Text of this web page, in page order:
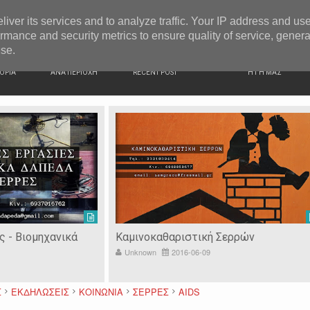
ΑΝΑ ΠΕΡΙΟΧΗ RECENT POST Η ΓΗ ΜΑΣ
- Βιομηχανικά
Καμινοκαθαριστική Σερρών
Unknown 2016-06-09
ΕΚΔΗΛΩΣΕΙΣ ΚΟΙΝΩΝΙΑ ΣΕΡΡΕΣ AIDS
its services and to analyze traffic. Your IP address and
and security metrics to ensure quality of service,